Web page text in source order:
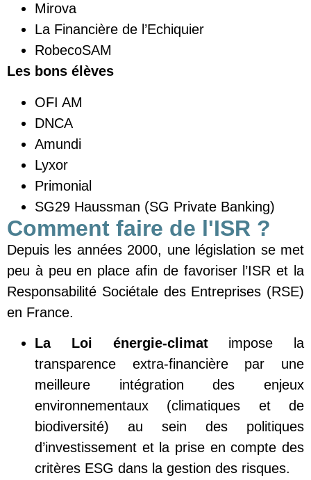
Mirova
La Financière de l’Echiquier
RobecoSAM
Les bons élèves
OFI AM
DNCA
Amundi
Lyxor
Primonial
SG29 Haussman (SG Private Banking)
Comment faire de l'ISR ?
Depuis les années 2000, une législation se met
peu à peu en place afin de favoriser l’ISR et la
Responsabilité Sociétale des Entreprises (RSE)
en France.
La Loi énergie-climat impose la
transparence extra-financière par une
meilleure intégration des enjeux
environnementaux (climatiques et de
biodiversité) au sein des politiques
d’investissement et la prise en compte des
critères ESG dans la gestion des risques.